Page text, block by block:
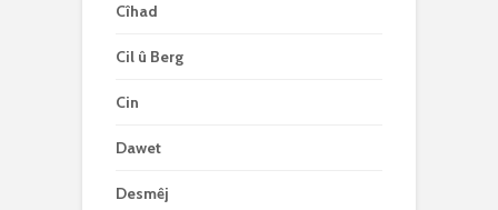
Cîhad
Cil û Berg
Cin
Dawet
Desmêj